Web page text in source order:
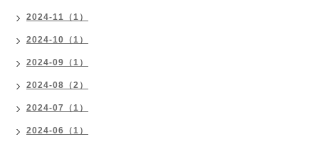
2024-11（1）
2024-10（1）
2024-09（1）
2024-08（2）
2024-07（1）
2024-06（1）